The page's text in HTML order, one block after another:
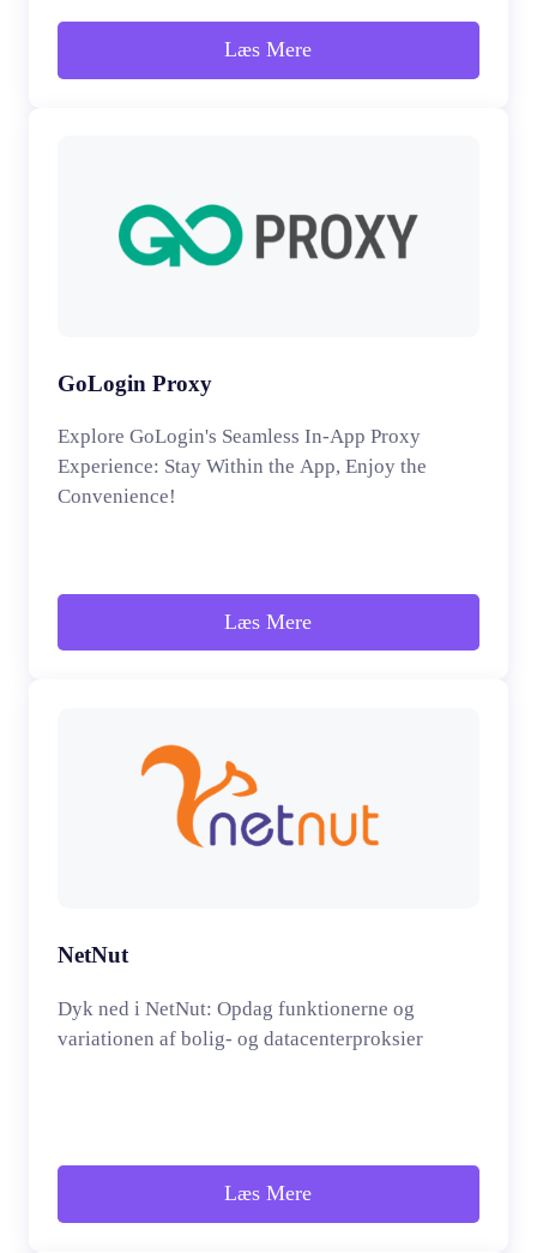
Læs Mere
GoLogin Proxy
Explore GoLogin's Seamless In-App Proxy
Experience: Stay Within the App, Enjoy the
Convenience!
Læs Mere
NetNut
Dyk ned i NetNut: Opdag funktionerne og
variationen af bolig- og datacenterproksier
Læs Mere